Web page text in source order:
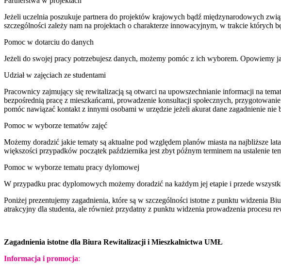
Jeżeli uczelnia poszukuje partnera do projektów krajowych bądź międzynarodowych
szczególności zależy nam na projektach o charakterze innowacyjnym, w trakcie
Pomoc w dotarciu do danych
Jeżeli do swojej pracy potrzebujesz danych, możemy pomóc z ich wyborem.
Udział w zajęciach ze studentami
Pracownicy zajmujący się rewitalizacją są otwarci na upowszechnianie informacji na
bezpośrednią pracę z mieszkańcami, prowadzenie konsultacji społecznych,
pomóc nawiązać kontakt z innymi osobami w urzędzie jeżeli akurat dane zagadnienie nie
Pomoc w wyborze tematów zajęć
Możemy doradzić jakie tematy są aktualne pod względem planów miasta na najbliższe
większości przypadków początek października jest zbyt późnym terminem na ustalenie
Pomoc w wyborze tematu pracy dylomowej
W przypadku prac dyplomowych możemy doradzić na każdym jej etapie i przede
Poniżej prezentujemy zagadnienia, które są w szczególności istotne z punktu widzenia
atrakcyjny dla studenta, ale również przydatny z punktu widzenia prowadzenia procesu
Zagadnienia istotne dla Biura Rewitalizacji i Mieszkalnictwa UMŁ
Informacja i promocja: